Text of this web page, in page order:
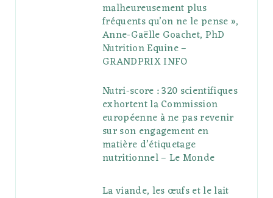
malheureusement plus
fréquents qu’on ne le pense »,
Anne-Gaëlle Goachet, PhD
Nutrition Equine –
GRANDPRIX INFO
Nutri-score : 320 scientifiques
exhortent la Commission
européenne à ne pas revenir
sur son engagement en
matière d’étiquetage
nutritionnel – Le Monde
La viande, les œufs et le lait